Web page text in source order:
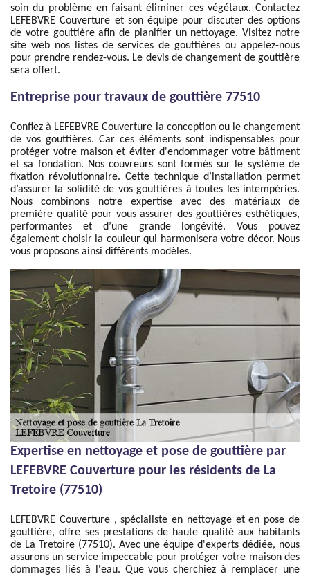
soin du problème en faisant éliminer ces végétaux. Contactez
LEFEBVRE Couverture et son équipe pour discuter des options
de votre gouttière afin de planifier un nettoyage. Visitez notre
site web nos listes de services de gouttières ou appelez-nous
pour prendre rendez-vous. Le devis de changement de gouttière
sera offert.
Entreprise pour travaux de gouttière 77510
Confiez à LEFEBVRE Couverture la conception ou le changement
de vos gouttières. Car ces éléments sont indispensables pour
protéger votre maison et éviter d'endommager votre bâtiment
et sa fondation. Nos couvreurs sont formés sur le système de
fixation révolutionnaire. Cette technique d’installation permet
d’assurer la solidité de vos gouttières à toutes les intempéries.
Nous combinons notre expertise avec des matériaux de
première qualité pour vous assurer des gouttières esthétiques,
performantes et d’une grande longévité. Vous pouvez
également choisir la couleur qui harmonisera votre décor. Nous
vous proposons ainsi différents modèles.
Expertise en nettoyage et pose de gouttière par
LEFEBVRE Couverture pour les résidents de La
Tretoire (77510)
LEFEBVRE Couverture , spécialiste en nettoyage et en pose de
gouttière, offre ses prestations de haute qualité aux habitants
de La Tretoire (77510). Avec une équipe d'experts dédiée, nous
assurons un service impeccable pour protéger votre maison des
dommages liés à l'eau. Que vous cherchiez à remplacer une